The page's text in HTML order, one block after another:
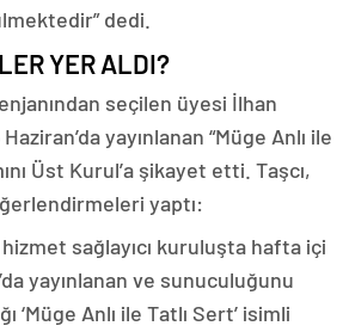
dedi.
YER ALDI?
seçilen üyesi İlhan
Haziran’da yayınlanan “Müge Anlı ile
Üst Kurul’a şikayet etti. Taşcı,
yaptı:
sağlayıcı kuruluşta hafta içi
yayınlanan ve sunuculuğunu
‘Müge Anlı ile Tatlı Sert’ isimli